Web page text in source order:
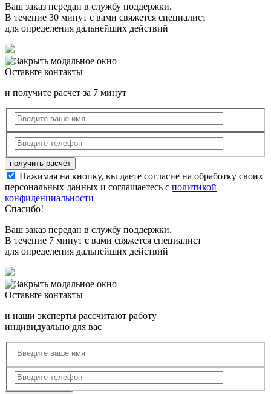
Ваш заказ передан в службу поддержки.
В течение 30 минут с вами свяжется специалист
для определения дальнейших действий
Оставьте контакты
и получите расчет за 7 минут
Нажимая на кнопку, вы даете согласие на обработку своих
персональных данных и соглашаетесь с политикой
конфиденциальности
Спасибо!
Ваш заказ передан в службу поддержки.
В течение 7 минут с вами свяжется специалист
для определения дальнейших действий
Оставьте контакты
и наши эксперты рассчитают работу
индивидуально для вас